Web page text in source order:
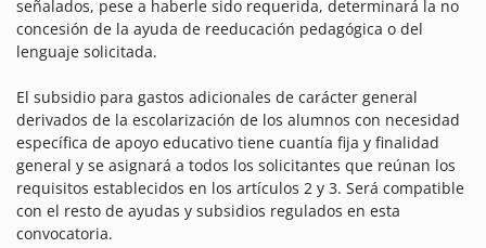
señalados, pese a haberle sido requerida, determinará la no
concesión de la ayuda de reeducación pedagógica o del
lenguaje solicitada.
El subsidio para gastos adicionales de carácter general
derivados de la escolarización de los alumnos con necesidad
específica de apoyo educativo tiene cuantía fija y finalidad
general y se asignará a todos los solicitantes que reúnan los
requisitos establecidos en los artículos 2 y 3. Será compatible
con el resto de ayudas y subsidios regulados en esta
convocatoria.